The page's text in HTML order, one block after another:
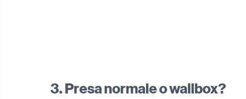
3. Presa normale o wallbox?